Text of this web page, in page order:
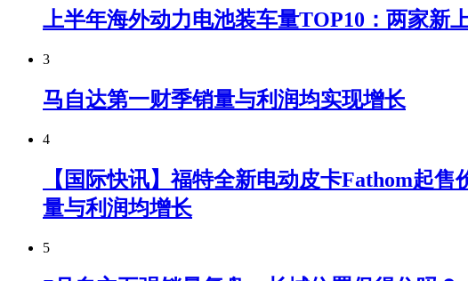
上半年海外动力电池装车量TOP10：两家新
3
马自达第一财季销量与利润均实现增长
4
【国际快讯】福特全新电动皮卡Fathom起
量与利润均增长
5